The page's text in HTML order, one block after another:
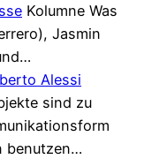
Kolumne Was
Jasmin
Alessi
sind zu
benutzen…